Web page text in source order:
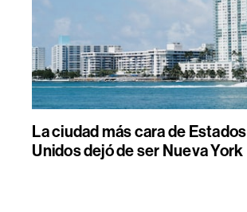
La ciudad más cara de Estados
Unidos dejó de ser Nueva York